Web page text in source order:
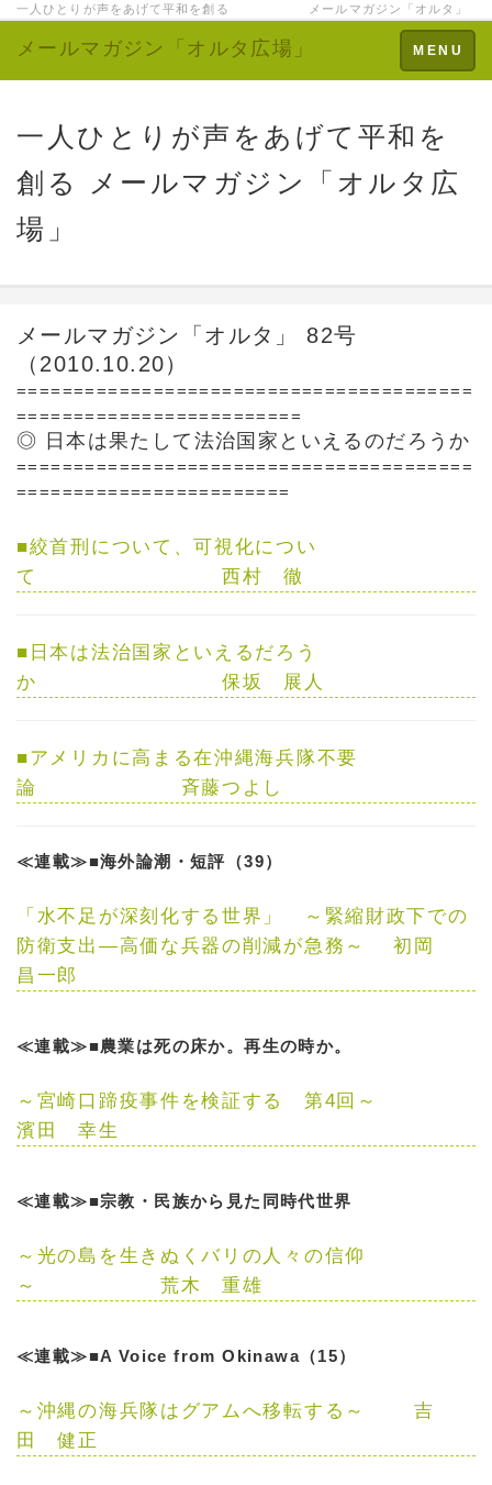
一人ひとりが声をあげて平和を創る メールマガジン「オルタ」
Toggle
navigation
MENU
メールマガジン「オルタ広場」
一人ひとりが声をあげて平和を
創る メールマガジン「オルタ広
場」
メールマガジン「オルタ」 82号
（2010.10.20）
========================================
=========================
◎ 日本は果たして法治国家といえるのだろうか
========================================
========================
■絞首刑について、可視化につい
て
西村 徹
■ 日本は法治国家といえるだろう
か 保坂 展人
■アメリカに高まる在沖縄海兵隊不要
論
斉藤つよし
≪連載≫■海外論潮・短評（39）
「水不足が深刻化する世界」
～緊縮財政下での
防衛支出―高価な兵器の削減が急務～
初岡
昌一郎
≪連載≫■農業は死の床か。再生の時か。
～宮崎口蹄疫事件を検証する 第4回～
濱田 幸生
≪連載≫■宗教・民族から見た同時代世界
～光の島を生きぬくバリの人々の信仰
～
荒木 重雄
≪連載≫■A Voice from Okinawa（15）
～沖縄の海兵隊はグアムへ移転する～
吉
田 健正